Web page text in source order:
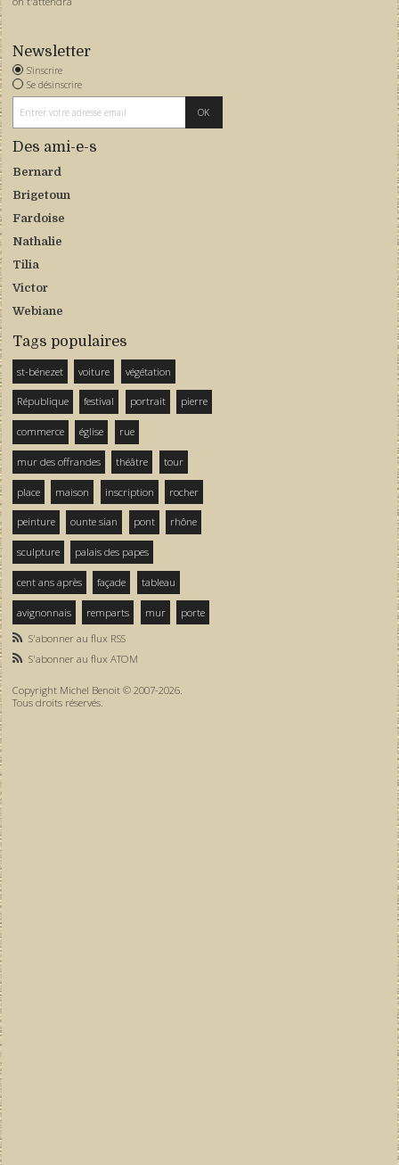
Newsletter
S'inscrire
Se désinscrire
Des ami-e-s
Bernard
Brigetoun
Fardoise
Nathalie
Tilia
Victor
Webiane
Tags populaires
st-bénezet voiture végétation
République festival portrait pierre
commerce église rue
mur des offrandes théâtre tour
place maison inscription rocher
peinture ounte sian pont rhône
sculpture palais des papes
cent ans après façade tableau
avignonnais remparts mur
porte
S'abonner au flux RSS
S'abonner au flux ATOM
Copyright Michel Benoit © 2007-2026.
Tous droits réservés.